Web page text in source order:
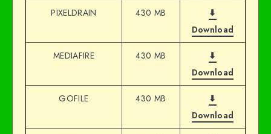
PIXELDRAIN 430 MB
⬇
Download
MEDIAFIRE 430 MB
⬇
Download
GOFILE 430 MB
⬇
Download